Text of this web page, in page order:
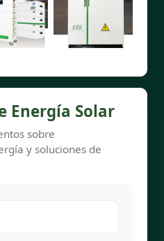
Energía Solar
sobre
y soluciones de